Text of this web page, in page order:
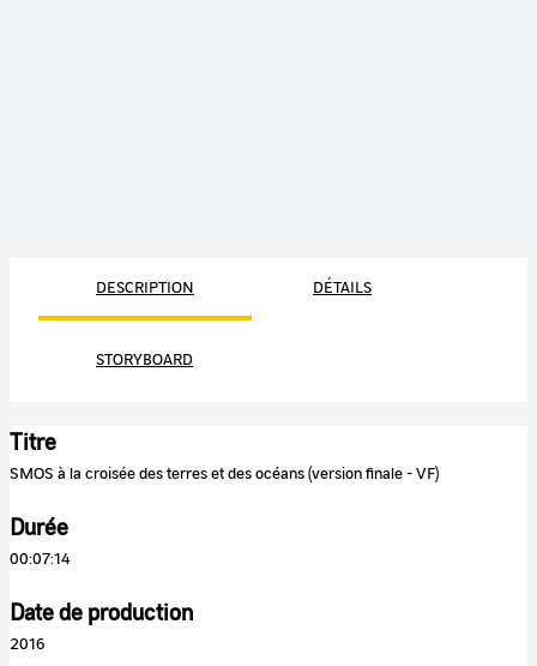
DESCRIPTION DÉTAILS
STORYBOARD
Titre
SMOS à la croisée des terres et des océans (version finale - VF)
Durée
00:07:14
Date de production
2016